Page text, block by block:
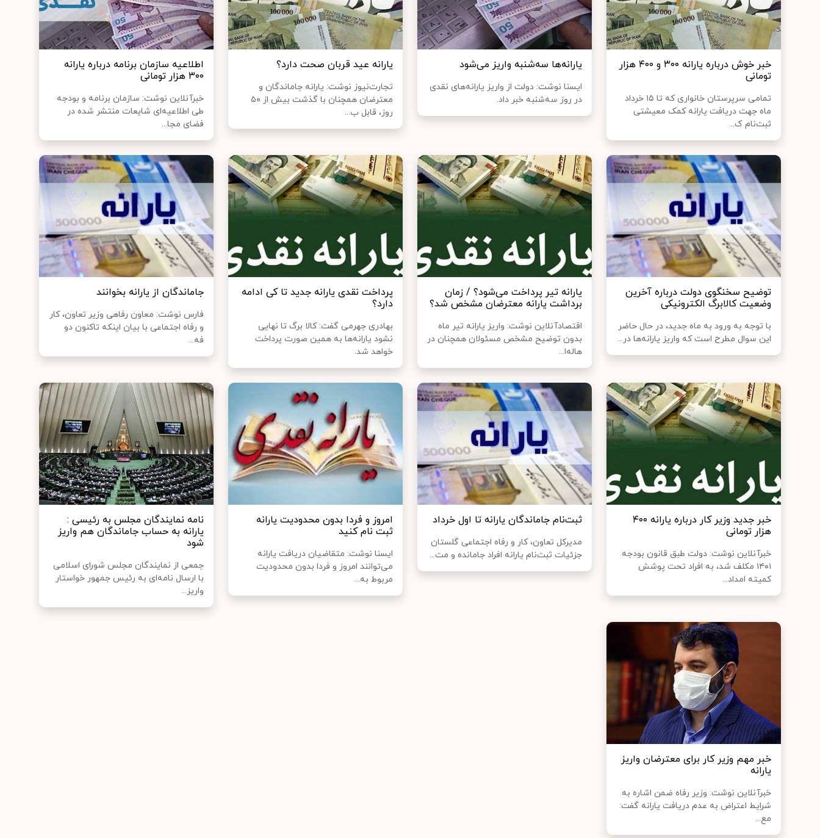
خبر خوش درباره یارانه ۳۰۰ و ۴۰۰ هزار
تومانی
تمامی سرپرستان خانواری که تا ۱۵ خرداد
ماه جهت دریافت یارانه کمک معیشتی
ثبت‌نام ک...
یارانه‌ها سه‌شنبه واریز می‌شود
ایسنا نوشت: دولت از واریز یارانه‌های نقدی
در روز سه‌شنبه خبر داد.
یارانه عید قربان صحت دارد؟
تجارت‌نیوز نوشت: یارانه جاماندگان و
معترضان همچنان با گذشت بیش از ۵۰
روز، قابل ب...
اطلاعیه سازمان برنامه درباره یارانه
۳۰۰ هزار تومانی
خبرآنلاین نوشت: سازمان برنامه و بودجه
طی اطلاعیه‌ای شایعات منتشر شده در
فضای مجا...
توضیح سخنگوی دولت درباره آخرین
وضعیت کالابرگ الکترونیکی
با توجه به ورود به ماه جدید، در حال حاضر
این سوال مطرح است که واریز یارانه‌ها در...
یارانه تیر پرداخت می‌شود؟ / زمان
برداشت یارانه معترضان مشخص شد؟
اقتصادآنلاین نوشت: واریز یارانه تیر ماه
بدون توضیح مشخص مسئولان همچنان در
هاله‌ا...
پرداخت نقدی یارانه‌ جدید تا کی ادامه
دارد؟
بهادری جهرمی گفت: کالا برگ تا نهایی
نشود یارانه‌ها به همین صورت پرداخت
خواهد شد.
جاماندگان از یارانه بخوانند
فارس نوشت: معاون رفاهی وزیر تعاون، کار
و رفاه اجتماعی با بیان اینکه تاکنون دو
فه...
خبر جدید وزیر کار درباره یارانه ۴۰۰
هزار تومانی
خبرآنلاین نوشت: دولت طبق قانون بودجه
۱۴۰۱ مکلف شد، به افراد تحت پوشش
کمیته امداد...
ثبت‌نام جاماندگان یارانه تا اول خرداد
مدیرکل تعاون، کار و رفاه اجتماعی گلستان
جزئیات ثبت‌نام یارانه افراد جامانده و مت...
امروز و فردا بدون محدودیت یارانه
ثبت نام کنید
ایسنا نوشت: متقاضیان دریافت یارانه
می‌توانند امروز و فردا بدون محدودیت
مربوط به...
نامه نمایندگان مجلس به رئیسی :
یارانه به حساب جاماندگان هم واریز
شود
جمعی از نمایندگان مجلس شورای اسلامی
با ارسال نامه‌ای به رئیس جمهور خواستار
واریز...
خبر مهم وزیر کار برای معترضان واریز
یارانه
خبرآنلاین نوشت: وزیر رفاه ضمن اشاره به
شرایط اعتراض به عدم دریافت یارانه گفت:
مع...